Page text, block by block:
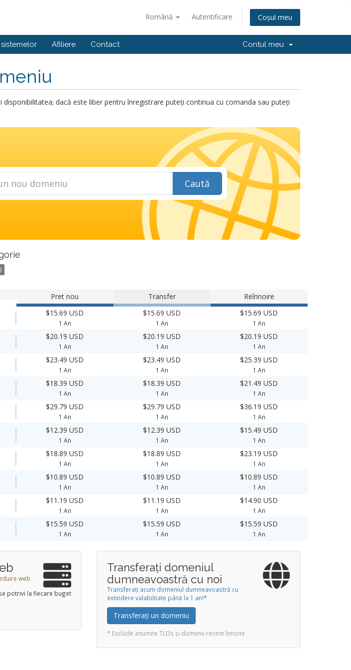
Română Autentificare Coșul meu
Afiliere Contact Contul meu
dacă este liber pentru înregistrare puteți continua cu comanda sau puteți
Caută
Pret nou Transfer Reînnoire
$15.69 USD
1 An
$15.69 USD
1 An
$15.69 USD
1 An
$20.19 USD
1 An
$20.19 USD
1 An
$20.19 USD
1 An
$23.49 USD
1 An
$23.49 USD
1 An
$25.39 USD
1 An
$18.39 USD
1 An
$18.39 USD
1 An
$21.49 USD
1 An
$29.79 USD
1 An
$29.79 USD
1 An
$36.19 USD
1 An
$12.39 USD
1 An
$12.39 USD
1 An
$15.49 USD
1 An
$18.89 USD
1 An
$18.89 USD
1 An
$23.19 USD
1 An
$10.89 USD
1 An
$10.89 USD
1 An
$10.89 USD
1 An
$11.19 USD
1 An
$11.19 USD
1 An
$14.90 USD
1 An
$15.59 USD
1 An
$15.59 USD
1 An
$15.59 USD
1 An
web
potrivi la fiecare buget
Transferați domeniul
dumneavoastră cu noi
Transferați acum domeniul dumneavoastră cu
extindere valabilitate până la 1 an!*
Transferați un domeniu
* Exclude anumite TLDs și domenii recent înnoite